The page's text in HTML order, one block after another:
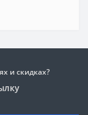
и скидках?